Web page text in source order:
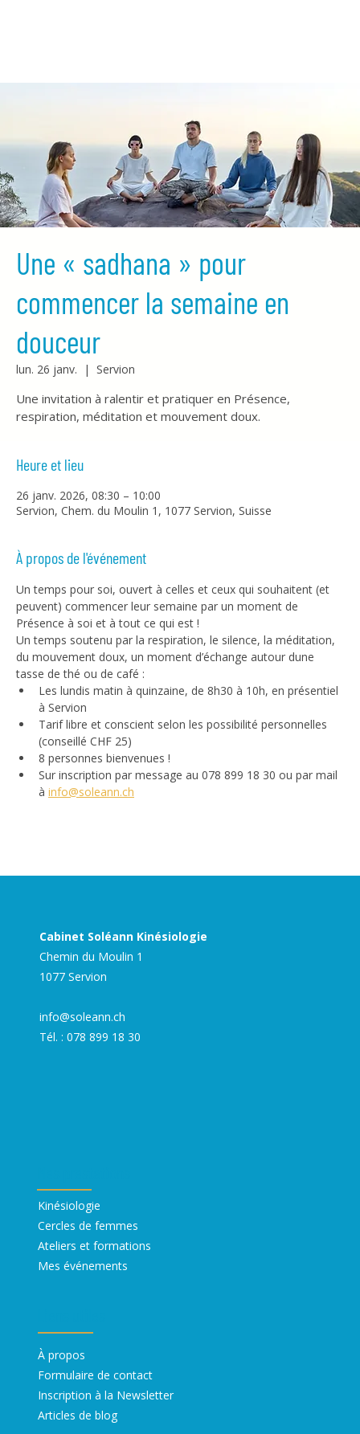
Une « sadhana » pour
commencer la semaine en
douceur
lun. 26 janv.
  |
Servion
Une invitation à ralentir et pratiquer en Présence,
respiration, méditation et mouvement doux.
Heure et lieu
26 janv. 2026, 08:30 – 10:00
Servion, Chem. du Moulin 1, 1077 Servion, Suisse
À propos de l'événement
Un temps pour soi, ouvert à celles et ceux qui souhaitent (et
peuvent) commencer leur semaine par un moment de
Présence à soi et à tout ce qui est !
Un temps soutenu par la respiration, le silence, la méditation,
du mouvement doux, un moment d’échange autour dune
tasse de thé ou de café :
Les lundis matin à quinzaine, de 8h30 à 10h, en présentiel
à Servion
Tarif libre et conscient selon les possibilité personnelles
(conseillé CHF 25)
8 personnes bienvenues !
Sur inscription par message au 078 899 18 30 ou par mail
à info@soleann.ch
Cabinet Soléann Kinésiologie
Chemin du Moulin 1
1077 Servion
info@soleann.ch
Tél. : 078 899 18 30
Kinésiologie
Cercles de femmes
Ateliers et formations
Mes événements
À propos ​
Formulaire de contact
Inscription à la Newsletter
Articles de blog